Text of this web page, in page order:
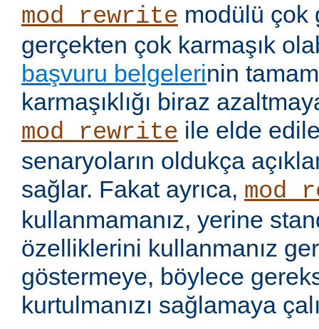
mod_rewrite modülü çok
gerçekten çok karmaşık
başvuru belgelerinin
karmaşıklığı biraz
mod_rewrite ile elde
senaryoların oldukça
sağlar. Fakat ayrıca,
kullanmamanız, yerine
özelliklerini kullanmanız
göstermeye, böylece
kurtulmanızı sağlamaya